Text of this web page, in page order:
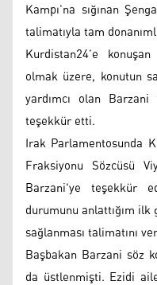
Kampı’na sığınan
talimatıyla tam
Kurdistan24’e
olmak üzere, konutun
yardımcı olan
teşekkür etti.
Irak Parlamentosunda
Fraksiyonu Sözcüsü
Barzani'ye teşekkür
durumunu anlattığım
sağlanması talimatını
Başbakan Barzani söz
da üstlenmişti. Ezidi